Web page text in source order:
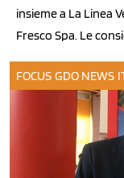
insieme a La Linea
Fresco Spa. Le
FOCUS GDO NEWS